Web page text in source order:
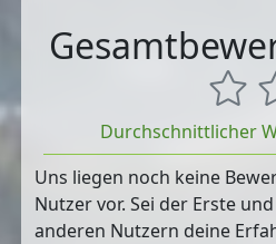
Durchschnittlicher
Uns liegen noch keine
Nutzer vor. Sei der Erste
anderen Nutzern deine